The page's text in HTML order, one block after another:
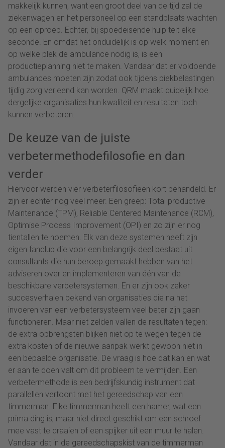
makkelijk kunnen, want een groot deel van de tijd zal de
ziekenwagen en het personeel op een standplaats wachten
op een oproep. Echter, bij spoedeisende hulp telt elke
seconde. En omdat het onduidelijk is op welk moment en
op welke plek de ambulance nodig is, is een
productieplanning niet te maken. Vandaar dat er voldoende
ambulances moeten zijn zodat ook tijdens piekbelastingen
tijdig zorg verleend kan worden. QRM maakt duidelijk hoe
dergelijke organisaties hun kwaliteit en resultaten toch
kunnen verbeteren.
De keuze van de juiste
verbetermethodefilosofie en dan
verder
Hiervoor werden vier verbeterfilosofieën kort behandeld. Er
zijn er echter nog veel meer. Een greep: Total productive
Maintenance (TPM), Reliable Centered Maintenance (RCM),
Optimise Process Improvement (OPI) en zo zijn er nog
tientallen te noemen. Elk van deze systemen heeft zijn
eigen fanclub die voor een belangrijk deel bestaat uit
consultants die hun beroep gemaakt hebben van het
adviseren over en implementeren van één van de
beschikbare verbetersystemen. En er zijn ook zeker
succesverhalen bekend van organisaties die na het
invoeren van een verbetersysteem veel beter zijn gaan
functioneren. Maar niet zelden vallen de resultaten tegen:
de extra opbrengsten blijken niet op te wegen tegen de
extra kosten of de nieuwe aanpak werkt gewoon niet in
een bepaalde organisatie. De vraag is hoe dat kan en wat
er aan te doen valt om dit probleem te vermijden. Een
verbetermethode is een bedrijfskundig instrument dat
parallellen vertoont met het gereedschap van een
timmerman. Elke timmerman heeft een hamer, wat een
prima ding is, maar niet direct geschikt om een schroef
mee vast te draaien of een spijker uit een muur te halen.
Vandaar dat in de gereedschapskist van de timmerman